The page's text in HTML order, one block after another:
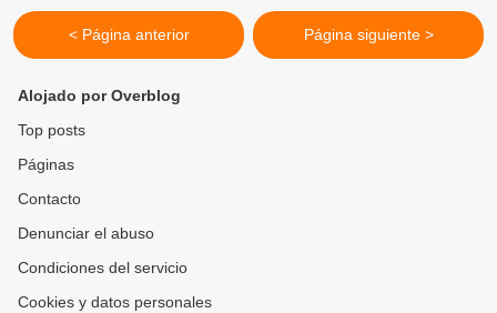
< Página anterior Página siguiente >
Alojado por Overblog
Top posts
Páginas
Contacto
Denunciar el abuso
Condiciones del servicio
Cookies y datos personales